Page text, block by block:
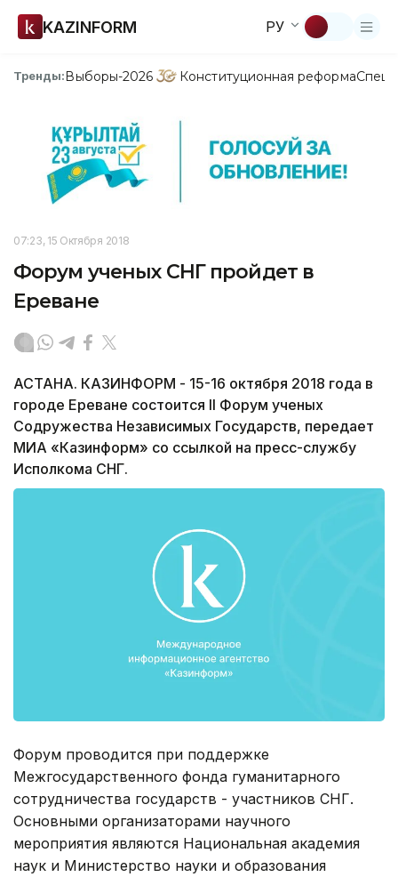
KAZINFORM РУ
Тренды:Выборы-2026 Конституционная реформа
07:23, 15 Октября 2018
Форум ученых СНГ пройдет в
Ереване
АСТАНА. КАЗИНФОРМ - 15-16 октября 2018 года в
городе Ереване состоится II Форум ученых
Содружества Независимых Государств, передает
МИА «Казинформ» со ссылкой на пресс-службу
Исполкома СНГ.
Форум проводится при поддержке
Межгосударственного фонда гуманитарного
сотрудничества государств - участников СНГ.
Основными организаторами научного
мероприятия являются Национальная академия
наук и Министерство науки и образования